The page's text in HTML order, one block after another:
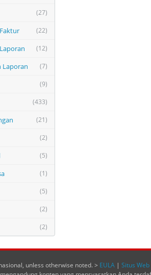
(27)
(22)
(12)
(7)
Laporan
(9)
(433)
(21)
(2)
(5)
(1)
(5)
(2)
(2)
unless otherwise noted. > EULA | Situs